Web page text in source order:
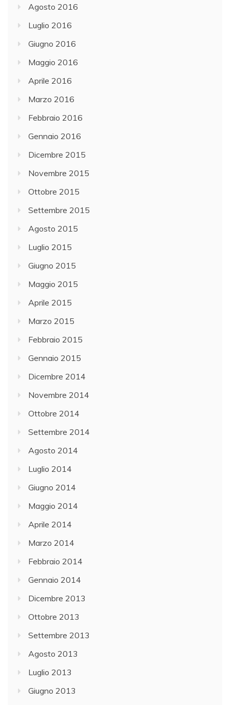
Agosto 2016
Luglio 2016
Giugno 2016
Maggio 2016
Aprile 2016
Marzo 2016
Febbraio 2016
Gennaio 2016
Dicembre 2015
Novembre 2015
Ottobre 2015
Settembre 2015
Agosto 2015
Luglio 2015
Giugno 2015
Maggio 2015
Aprile 2015
Marzo 2015
Febbraio 2015
Gennaio 2015
Dicembre 2014
Novembre 2014
Ottobre 2014
Settembre 2014
Agosto 2014
Luglio 2014
Giugno 2014
Maggio 2014
Aprile 2014
Marzo 2014
Febbraio 2014
Gennaio 2014
Dicembre 2013
Ottobre 2013
Settembre 2013
Agosto 2013
Luglio 2013
Giugno 2013